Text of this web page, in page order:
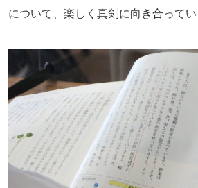
について、楽しく真剣に向き合ってい